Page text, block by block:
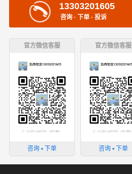
13303201605
咨询 · 下单 · 投诉
官方微信客服
咨询 ▪ 下单
官方微信客服
咨询 ▪ 下单